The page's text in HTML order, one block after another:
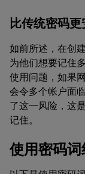
比传统密码更
如前所述，在创
为他们想要记住
使用问题，如果
会令多个帐户面临
了这一风险，这
记住。
使用密码